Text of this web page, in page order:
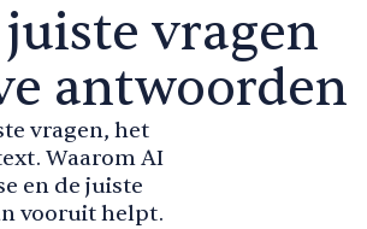
vragen
antwoorden
vragen, het
Waarom AI
en de juiste
vooruit helpt.